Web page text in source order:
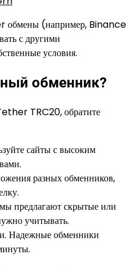
(например, Binance
с другими
условия.
обменник?
TRC20, обратите
сайты с высоким
разных обменников,
предлагают скрытые или
учитывать.
Надежные обменники